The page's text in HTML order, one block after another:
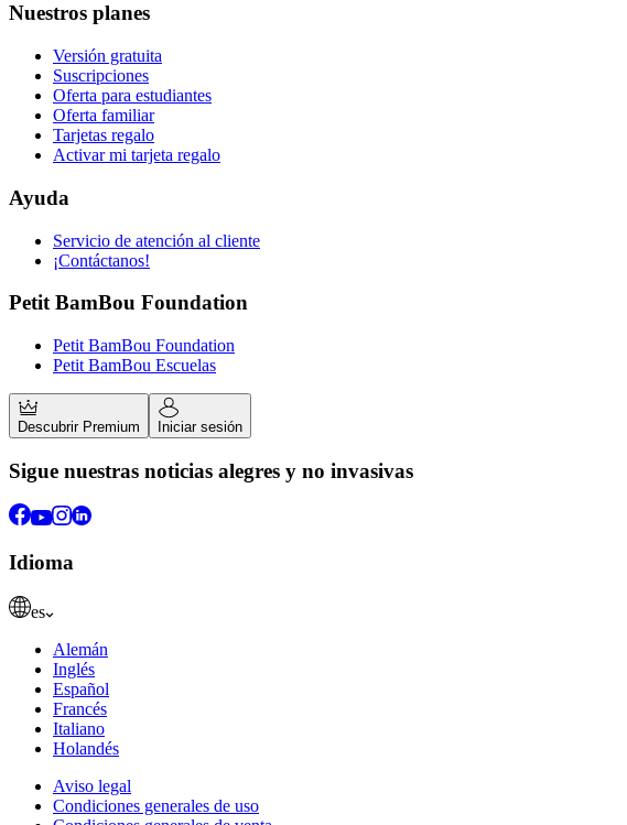
Nuestros planes
Versión gratuita
Suscripciones
Oferta para estudiantes
Oferta familiar
Tarjetas regalo
Activar mi tarjeta regalo
Ayuda
Servicio de atención al cliente
¡Contáctanos!
Petit BamBou Foundation
Petit BamBou Foundation
Petit BamBou Escuelas
Descubrir Premium Iniciar sesión
Sigue nuestras noticias alegres y no invasivas
Idioma
es
Alemán
Inglés
Español
Francés
Italiano
Holandés
Aviso legal
Condiciones generales de uso